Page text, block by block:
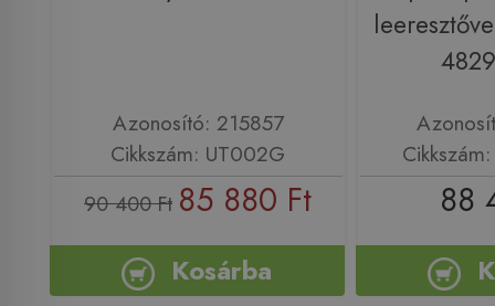
Azonosító: 215857
Cikkszám: UT002G
90 400 Ft 85 880 Ft
Kosárba
88